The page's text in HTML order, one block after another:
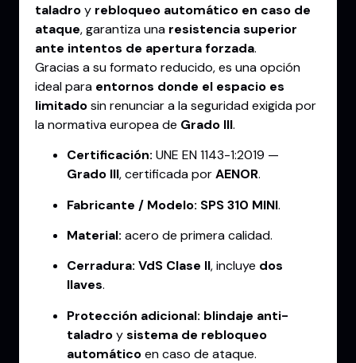
taladroy rebloqueo automático en caso de
ataque, garantiza una resistencia superior
ante intentos de apertura forzada.
Gracias a su formato reducido, es una opción
ideal para entornos donde el espacio es
limitadosin renunciar a la seguridad exigida por
la normativa europea de Grado III.
Certificación: UNE EN 1143-1:2019 —
Grado III, certificada porAENOR.
Fabricante / Modelo: SPS 310 MINI.
Material: acero de primera calidad.
Cerradura: VdS Clase II, incluye dos
llaves.
Protección adicional: blindaje anti-
taladroysistema de rebloqueo
automáticoen caso de ataque.